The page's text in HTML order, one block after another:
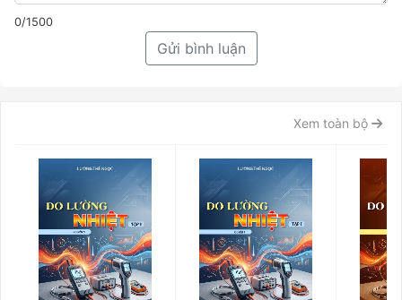
0/1500
Gửi bình luận
Xem toàn bộ